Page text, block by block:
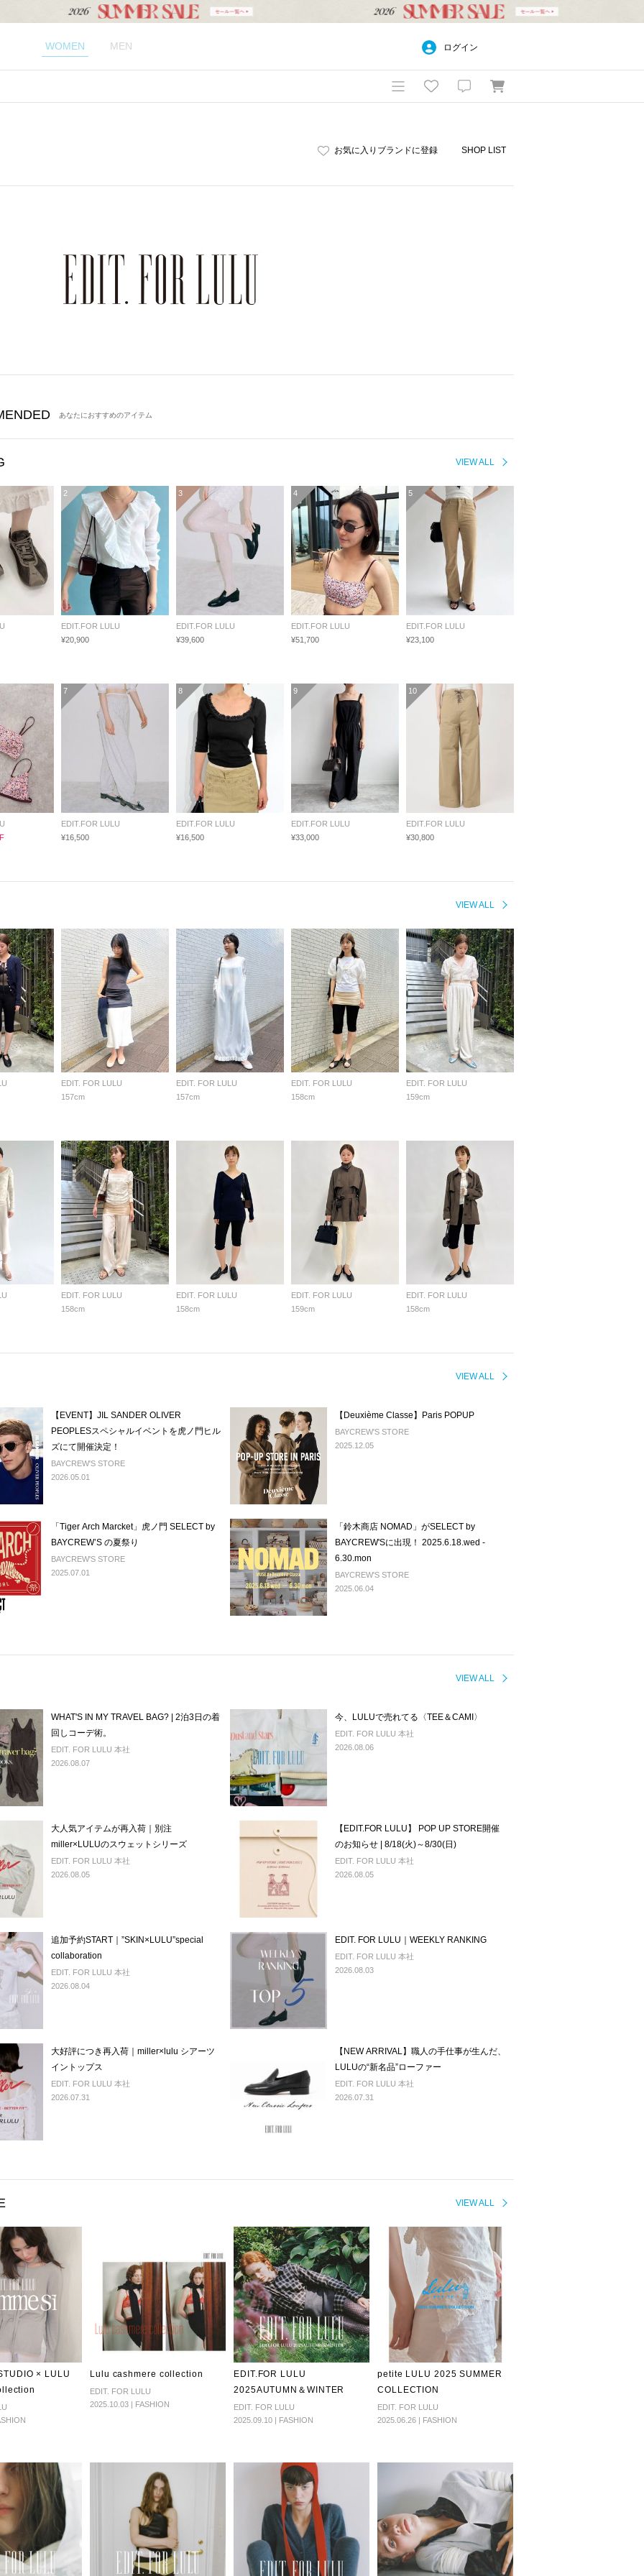
WOMEN MEN ログイン
お気に入りブランドに登録 SHOP LIST
あなたにおすすめのアイテム
VIEW ALL
2
EDIT.FOR LULU
¥20,900
3
EDIT.FOR LULU
¥39,600
4
EDIT.FOR LULU
¥51,700
5
EDIT.FOR LULU
¥23,100
7
EDIT.FOR LULU
¥16,500
8
EDIT.FOR LULU
¥16,500
9
EDIT.FOR LULU
¥33,000
10
EDIT.FOR LULU
¥30,800
VIEW ALL
EDIT. FOR LULU
157cm
EDIT. FOR LULU
157cm
EDIT. FOR LULU
158cm
EDIT. FOR LULU
159cm
EDIT. FOR LULU
158cm
EDIT. FOR LULU
158cm
EDIT. FOR LULU
159cm
EDIT. FOR LULU
158cm
VIEW ALL
【EVENT】JIL SANDER OLIVER
PEOPLESスペシャルイベントを虎ノ門ヒル
ズにて開催決定！
BAYCREW'S STORE
2026.05.01
【Deuxième Classe】Paris POPUP
BAYCREW'S STORE
2025.12.05
「Tiger Arch Marcket」虎ノ門 SELECT by
BAYCREW’S の夏祭り
BAYCREW'S STORE
2025.07.01
「鈴木商店 NOMAD」がSELECT by
BAYCREW'Sに出現！ 2025.6.18.wed -
6.30.mon
BAYCREW'S STORE
2025.06.04
VIEW ALL
WHAT'S IN MY TRAVEL BAG? | 2泊3日の着
回しコーデ術。
EDIT. FOR LULU 本社
2026.08.07
今、LULUで売れてる〈TEE＆CAMI〉
EDIT. FOR LULU 本社
2026.08.06
大人気アイテムが再入荷｜別注
miller×LULUのスウェットシリーズ
EDIT. FOR LULU 本社
2026.08.05
【EDIT.FOR LULU】 POP UP STORE開催
のお知らせ | 8/18(火)～8/30(日)
EDIT. FOR LULU 本社
2026.08.05
追加予約START｜”SKIN×LULU”special
collaboration
EDIT. FOR LULU 本社
2026.08.04
EDIT. FOR LULU｜WEEKLY RANKING
EDIT. FOR LULU 本社
2026.08.03
大好評につき再入荷｜miller×lulu シアーツ
イントップス
EDIT. FOR LULU 本社
2026.07.31
【NEW ARRIVAL】職人の手仕事が生んだ、
LULUの“新名品”ローファー
EDIT. FOR LULU 本社
2026.07.31
VIEW ALL
× LULU
Lulu cashmere collection
EDIT. FOR LULU
2025.10.03 | FASHION
EDIT.FOR LULU
2025AUTUMN＆WINTER
EDIT. FOR LULU
2025.09.10 | FASHION
petite LULU 2025 SUMMER
COLLECTION
EDIT. FOR LULU
2025.06.26 | FASHION